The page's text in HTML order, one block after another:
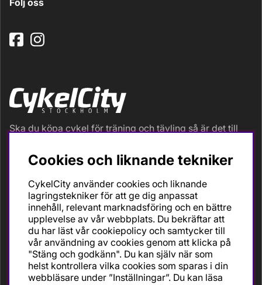
Ska du köpa cykel för träning och tävling så är det till
Vi är en mycket personlig cykelaffär med hög
servicegrad och alla vi som jobbar är inbitna cyklister
och dess produkter. Gör din bästa cykelaffär på
CykelCity!
Cookies och liknande tekniker
CykelCity använder cookies och liknande
lagringstekniker för att ge dig anpassat
innehåll, relevant marknadsföring och en bättre
upplevelse av vår webbplats. Du bekräftar att
du har läst vår cookiepolicy och samtycker till
vår användning av cookies genom att klicka på
"Stäng och godkänn". Du kan själv när som
helst kontrollera vilka cookies som sparas i din
webbläsare under ”Inställningar”. Du kan läsa